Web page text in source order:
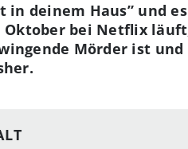
in deinem Haus” und
Oktober bei Netflix
Mörder ist